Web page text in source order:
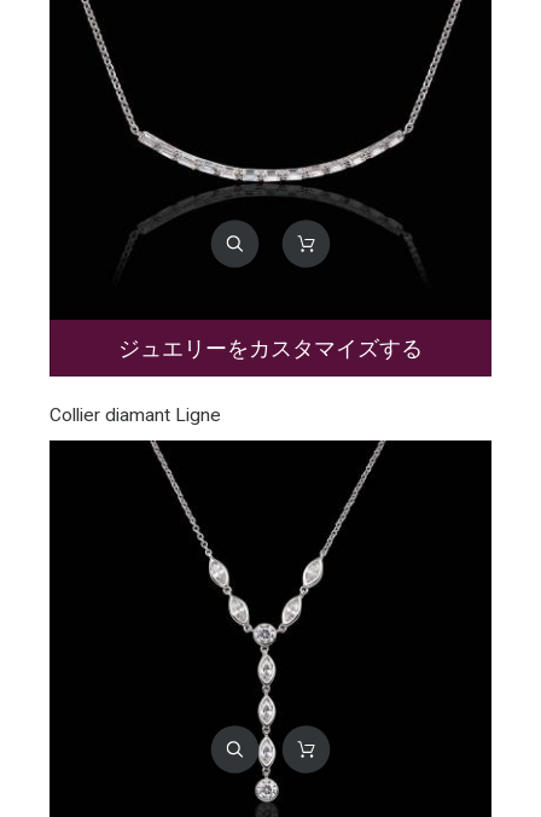
ジュエリーをカスタマイズする
Collier diamant Ligne